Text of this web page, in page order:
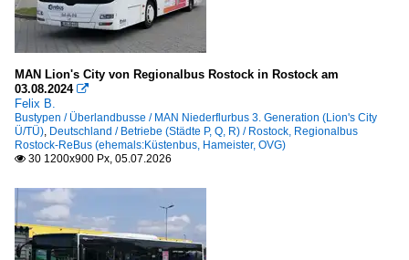
MAN Lion's City von Regionalbus Rostock in Rostock am
03.08.2024 
Felix B.
Bustypen / Überlandbusse / MAN Niederflurbus 3. Generation (Lion's City
Ü/TÜ), Deutschland / Betriebe (Städte P, Q, R) / Rostock, Regionalbus
Rostock-ReBus (ehemals:Küstenbus, Hameister, OVG)
 30 1200x900 Px, 05.07.2026